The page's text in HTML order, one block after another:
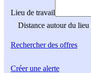
Lieu de travail
Distance autour du lieu
Rechercherdes offres
Créer une alerte